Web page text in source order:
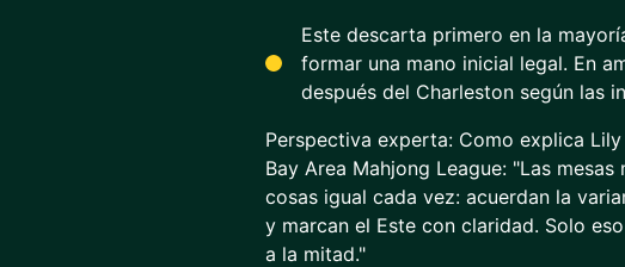
Este descarta primero en la
formar una mano inicial legal. En
después del Charleston según las
Perspectiva experta: Como explica
Bay Area Mahjong League: "Las
cosas igual cada vez: acuerdan la
y marcan el Este con claridad. Solo
a la mitad."